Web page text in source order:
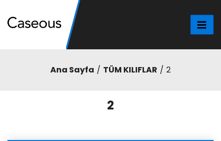
Ana Sayfa TÜM KILIFLAR 2
2